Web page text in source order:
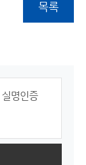
목록